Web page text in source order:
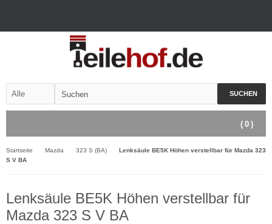
SUCHEN
( 0 )
Startseite Mazda 323 S (BA)
Lenksäule BE5K Höhen verstellbar für Mazda 323
S V BA
Lenksäule BE5K Höhen verstellbar für
Mazda 323 S V BA